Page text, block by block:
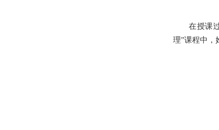
在授课
理”课程中，